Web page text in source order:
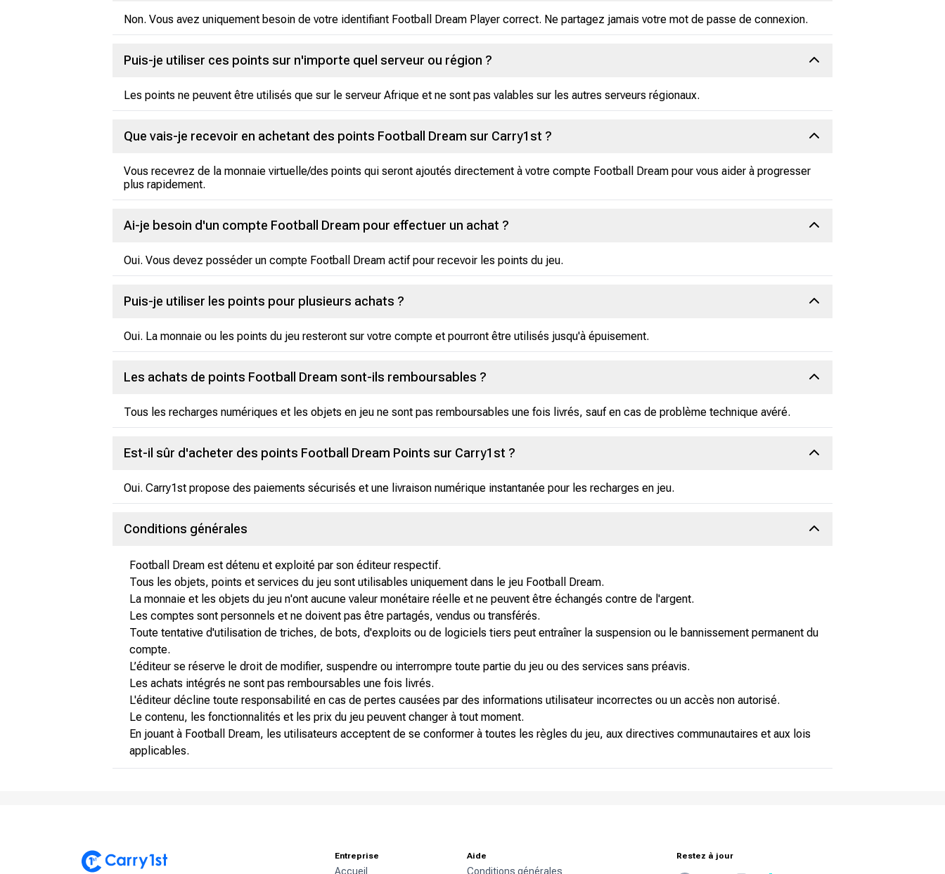
Non. Vous avez uniquement besoin de votre identifiant Football Dream Player correct. Ne partagez jamais votre mot de passe de connexion.
Puis-je utiliser ces points sur n'importe quel serveur ou région ?
Les points ne peuvent être utilisés que sur le serveur Afrique et ne sont pas valables sur les autres serveurs régionaux.
Que vais-je recevoir en achetant des points Football Dream sur Carry1st ?
Vous recevrez de la monnaie virtuelle/des points qui seront ajoutés directement à votre compte Football Dream pour vous aider à progresser
plus rapidement.
Ai-je besoin d'un compte Football Dream pour effectuer un achat ?
Oui. Vous devez posséder un compte Football Dream actif pour recevoir les points du jeu.
Puis-je utiliser les points pour plusieurs achats ?
Oui. La monnaie ou les points du jeu resteront sur votre compte et pourront être utilisés jusqu'à épuisement.
Les achats de points Football Dream sont-ils remboursables ?
Tous les recharges numériques et les objets en jeu ne sont pas remboursables une fois livrés, sauf en cas de problème technique avéré.
Est-il sûr d'acheter des points Football Dream Points sur Carry1st ?
Oui. Carry1st propose des paiements sécurisés et une livraison numérique instantanée pour les recharges en jeu.
Conditions générales
Football Dream est détenu et exploité par son éditeur respectif.
Tous les objets, points et services du jeu sont utilisables uniquement dans le jeu Football Dream.
La monnaie et les objets du jeu n'ont aucune valeur monétaire réelle et ne peuvent être échangés contre de l'argent.
Les comptes sont personnels et ne doivent pas être partagés, vendus ou transférés.
Toute tentative d'utilisation de triches, de bots, d'exploits ou de logiciels tiers peut entraîner la suspension ou le bannissement permanent du
compte.
L’éditeur se réserve le droit de modifier, suspendre ou interrompre toute partie du jeu ou des services sans préavis.
Les achats intégrés ne sont pas remboursables une fois livrés.
L'éditeur décline toute responsabilité en cas de pertes causées par des informations utilisateur incorrectes ou un accès non autorisé.
Le contenu, les fonctionnalités et les prix du jeu peuvent changer à tout moment.
En jouant à Football Dream, les utilisateurs acceptent de se conformer à toutes les règles du jeu, aux directives communautaires et aux lois
applicables.
Entreprise
Accueil
Aide
Conditions générales
Restez à jour